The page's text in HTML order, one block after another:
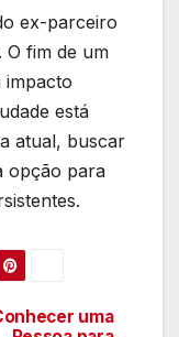
ex-parceiro
O fim de um
impacto
está
atual, buscar
opção para
uma